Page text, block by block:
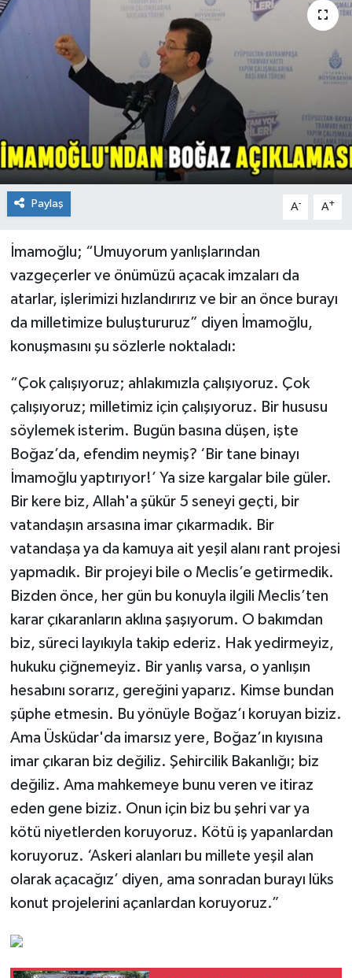
Paylaş A- A+
İmamoğlu; “Umuyorum yanlışlarından
vazgeçerler ve önümüzü açacak imzaları da
atarlar, işlerimizi hızlandırırız ve bir an önce burayı
da milletimize buluştururuz” diyen İmamoğlu,
konuşmasını şu sözlerle noktaladı:
“Çok çalışıyoruz; ahlakımızla çalışıyoruz. Çok
çalışıyoruz; milletimiz için çalışıyoruz. Bir hususu
söylemek isterim. Bugün basına düşen, işte
Boğaz’da, efendim neymiş? ‘Bir tane binayı
İmamoğlu yaptırıyor!’ Ya size kargalar bile güler.
Bir kere biz, Allah'a şükür 5 seneyi geçti, bir
vatandaşın arsasına imar çıkarmadık. Bir
vatandaşa ya da kamuya ait yeşil alanı rant projesi
yapmadık. Bir projeyi bile o Meclis’e getirmedik.
Bizden önce, her gün bu konuyla ilgili Meclis’ten
karar çıkaranların aklına şaşıyorum. O bakımdan
biz, süreci layıkıyla takip ederiz. Hak yedirmeyiz,
hukuku çiğnemeyiz. Bir yanlış varsa, o yanlışın
hesabını sorarız, gereğini yaparız. Kimse bundan
şüphe etmesin. Bu yönüyle Boğaz’ı koruyan biziz.
Ama Üsküdar'da imarsız yere, Boğaz’ın kıyısına
imar çıkaran biz değiliz. Şehircilik Bakanlığı; biz
değiliz. Ama mahkemeye bunu veren ve itiraz
eden gene biziz. Onun için biz bu şehri var ya
kötü niyetlerden koruyoruz. Kötü iş yapanlardan
koruyoruz. ‘Askeri alanları bu millete yeşil alan
olarak açacağız’ diyen, ama sonradan burayı lüks
konut projelerini açanlardan koruyoruz.”